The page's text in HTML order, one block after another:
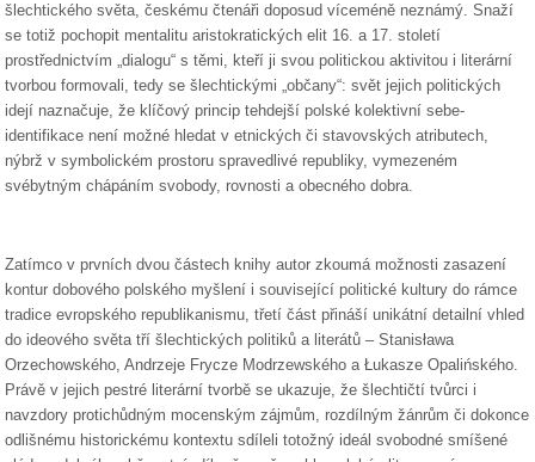
šlechtického světa, českému čtenáři doposud víceméně neznámý. Snaží
se totiž pochopit mentalitu aristokratických elit 16. a 17. století
prostřednictvím „dialogu“ s těmi, kteří ji svou politickou aktivitou i literární
tvorbou formovali, tedy se šlechtickými „občany“: svět jejich politických
idejí naznačuje, že klíčový princip tehdejší polské kolektivní sebe-
identifikace není možné hledat v etnických či stavovských atributech,
nýbrž v symbolickém prostoru spravedlivé republiky, vymezeném
svébytným chápáním svobody, rovnosti a obecného dobra.
Zatímco v prvních dvou částech knihy autor zkoumá možnosti zasazení
kontur dobového polského myšlení i související politické kultury do rámce
tradice evropského republikanismu, třetí část přináší unikátní detailní vhled
do ideového světa tří šlechtických politiků a literátů – Stanisława
Orzechowského, Andrzeje Frycze Modrzewského a Łukasze Opalińského.
Právě v jejich pestré literární tvorbě se ukazuje, že šlechtičtí tvůrci i
navzdory protichůdným mocenským zájmům, rozdílným žánrům či dokonce
odlišnému historickému kontextu sdíleli totožný ideál svobodné smíšené